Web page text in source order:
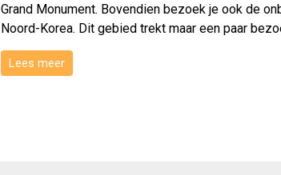
Grand Monument. Bovendien bezoek je ook de
Noord-Korea. Dit gebied trekt maar een paar
Lees meer